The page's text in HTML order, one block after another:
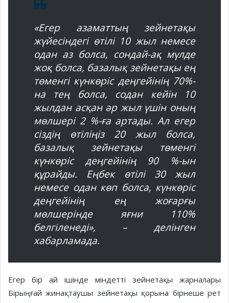
«Егер азаматтың зейнетақы
жүйесіндегі өтілі 10 жыл немесе
одан аз болса, сондай-ақ мүлде
жоқ болса, базалық зейнетақы ең
төменгі күнкөріс деңгейінің 70%-
на тең болса, содан кейін 10
жылдан асқан әр жыл үшін оның
мөлшері 2 %-ға артады. Ал егер
сіздің өтіліңіз 20 жыл болса,
базалық зейнетақы төменгі
күнкөріс деңгейінің 90 %-ын
құрайды. Еңбек өтілі 30 жыл
немесе одан көп болса, күнкөріс
деңгейінің ең жоғарғы
мөлшерінде яғни 110%
белгіленеді», – делінген
хабарламада.
Егер бір ай ішінде міндетті зейнетақы жарналары
Бірыңғай жинақтаушы зейнетақы қорына бірнеше рет